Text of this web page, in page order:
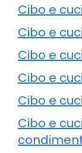
Cibo e
Cibo e
Cibo e
Cibo e
Cibo e
Cibo e